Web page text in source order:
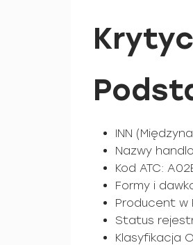
INN
Nazwy
Kod ATC:
Formy i
Producent w
Status
Klasyfikacja